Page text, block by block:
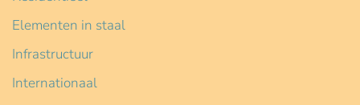
Elementen in staal
Infrastructuur
Internationaal